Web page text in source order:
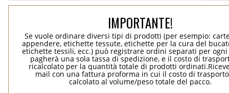
IMPORTANTE!
Se vuole ordinare diversi tipi di prodotti (per esempio:
appendere, etichette tessute, etichette per la cura del
etichette tessili, ecc.) può registrare ordini separati per
pagherà una sola tassa di spedizione, e il costo di
ricalcolato per la quantità totale di prodotti
mail con una fattura proforma in cui il costo di
calcolato al volume/peso totale del pacco.